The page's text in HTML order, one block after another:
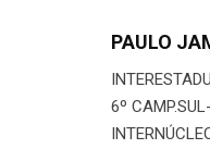
PAULO
6º